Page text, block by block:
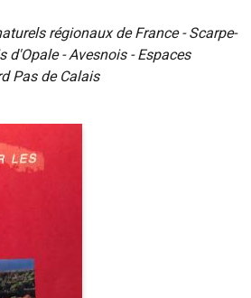
régionaux de France - Scarpe-
d'Opale - Avesnois - Espaces
Pas de Calais